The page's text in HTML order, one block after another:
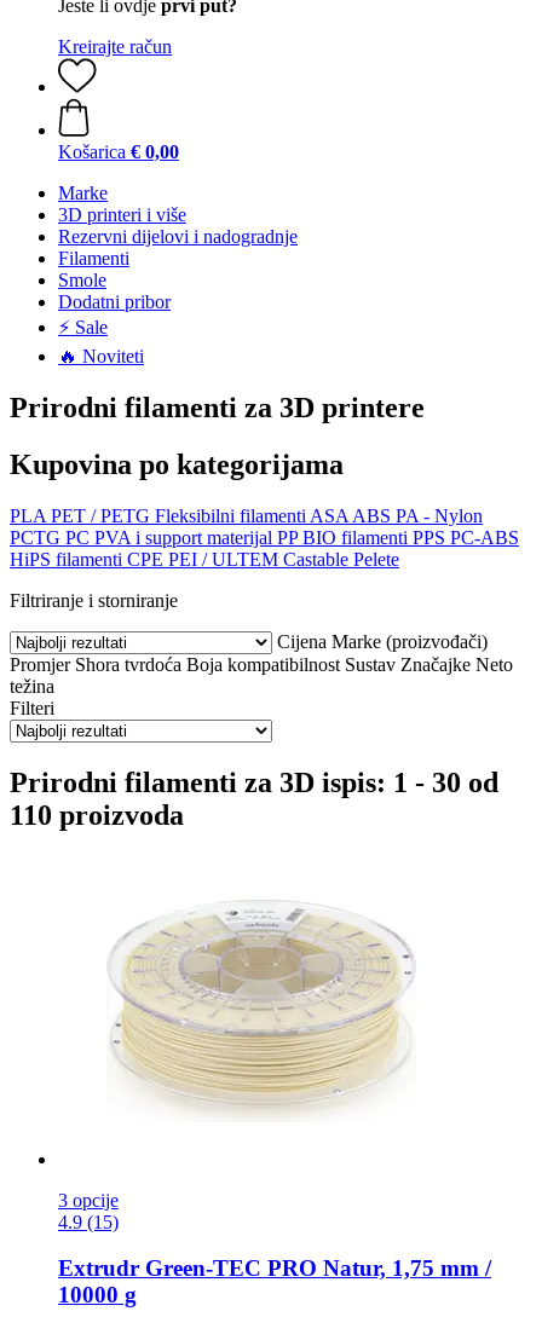
Jeste li ovdje prvi put?
Kreirajte račun
Košarica € 0,00
Marke
3D printeri i više
Rezervni dijelovi i nadogradnje
Filamenti
Smole
Dodatni pribor
⚡ Sale
🔥 Noviteti
Prirodni filamenti za 3D printere
Kupovina po kategorijama
PLA PET / PETG Fleksibilni filamenti ASA ABS PA - Nylon
PCTG PC PVA i support materijal PP BIO filamenti PPS PC-ABS
HiPS filamenti CPE PEI / ULTEM Castable Pelete
Filtriranje i storniranje
Cijena Marke (proizvođači)
Promjer Shora tvrdoća Boja kompatibilnost Sustav Značajke Neto
težina
Filteri
Prirodni filamenti za 3D ispis: 1 - 30 od
110 proizvoda
3 opcije
4.9 (15)
Extrudr Green-​TEC PRO Natur, 1,75 mm /
10000 g